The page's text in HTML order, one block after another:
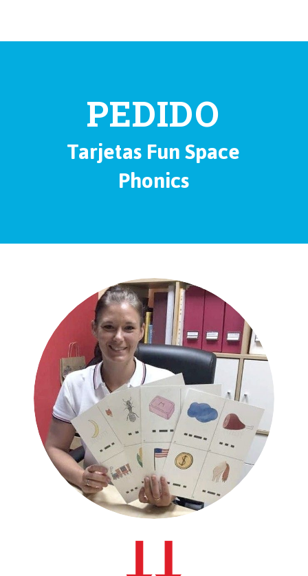
PEDIDO
Tarjetas Fun Space
Phonics